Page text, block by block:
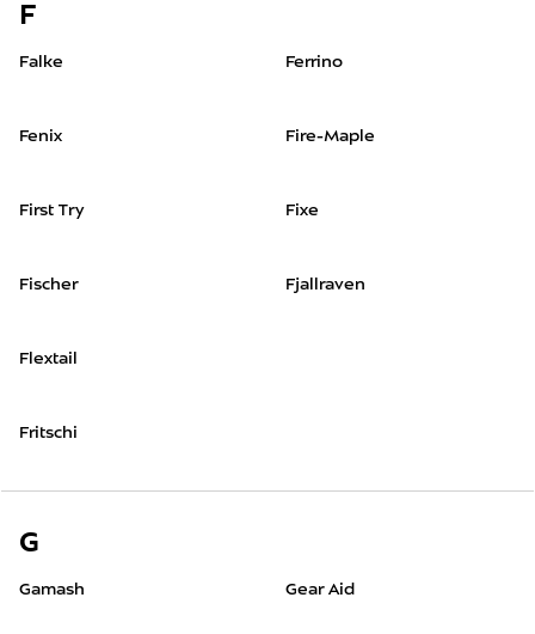
F
Falke
Fenix
Ferrino
Fire-Maple
First Try
Fischer
Fixe
Fjallraven
Flextail
Fritschi
G
Gamash Gear Aid